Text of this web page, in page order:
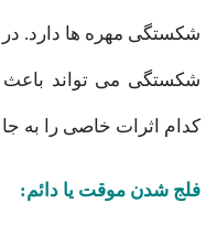
شکستگی مهره ها دارد. در
شکستگی می تواند
کدام اثرات خاصی را به
فلج شدن موقت یا دائم: